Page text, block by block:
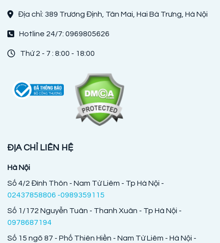
Địa chỉ: 389 Trương Định, Tân Mai, Hai Bà Trưng, Hà Nội
Hotline 24/7: 0969805626
Thứ 2 - 7 : 8:00 - 18:00
ĐỊA CHỈ LIÊN HỆ
Hà Nội
Số 4/2 Đình Thôn - Nam Từ Liêm - Tp Hà Nội -
02437858806 -0989359115
Số 1/172 Nguyễn Tuân - Thanh Xuân - Tp Hà Nội -
0978687194
Số 15 ngõ 87 - Phố Thiên Hiền - Nam Từ Liêm - Hà Nội -